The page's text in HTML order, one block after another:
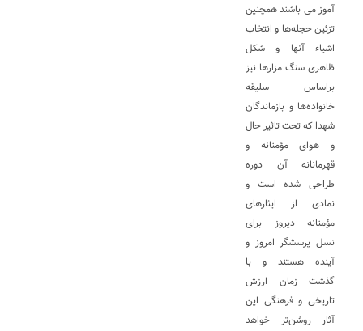
آموز می باشند همچنین
تزئین حجله‌ها و انتخاب
اشیاء آنها و شکل
ظاهری سنگ مزارها نیز
براساس سلیقه
خانواده‌ها و بازماندگان
شهدا که تحت تاثیر حال
و هوای مؤمنانه و
قهرمانانه آن دوره
طراحی شده است و
نمادی از ایثارهای
مؤمنانه دیروز برای
نسل پرسشگر امروز و
آینده هستند و با
گذشت زمان ارزش
تاریخی و فرهنگی این
آثار روشن‌تر خواهد